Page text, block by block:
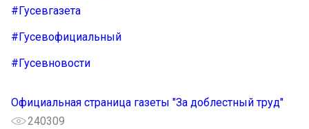
#Гусевгазета
#Гусевофициальный
#Гусевновости
Официальная страница газеты "За доблестный труд"
240309